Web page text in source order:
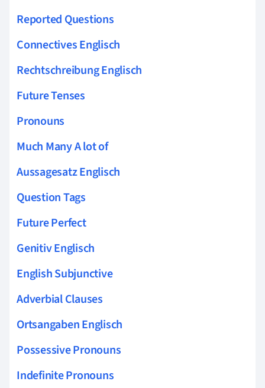
Reported Questions
Connectives Englisch
Rechtschreibung Englisch
Future Tenses
Pronouns
Much Many A lot of
Aussagesatz Englisch
Question Tags
Future Perfect
Genitiv Englisch
English Subjunctive
Adverbial Clauses
Ortsangaben Englisch
Possessive Pronouns
Indefinite Pronouns